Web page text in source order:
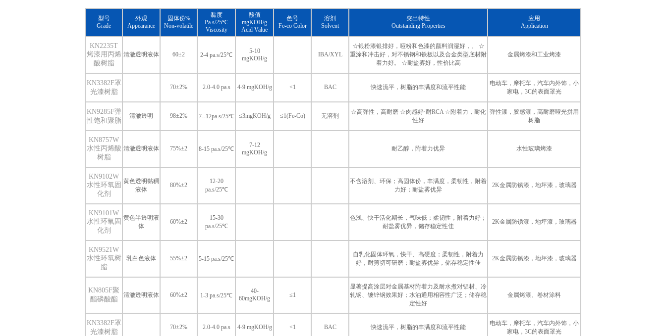
型号
Grade
外观
Appearance
固体份%
Non-volatile
黏度
Pa.s/25℃
Viscosity
酸值
mgKOH/g
Acid Value
色号
Fe-co Color
溶剂
Solvent
突出特性
Outstanding Properties
应用
Application
KN2235T
烤漆用丙烯
酸树脂
清澈透明液体 60±2 2-4 pa.s/25℃
5-10
mgKOH/g
IBA/XYL
☆银粉漆银排好，哑粉和色漆的颜料润湿好，。 ☆
重涂和冲击好，对不锈钢和铁板以及合金类型底材附
着力好。 ☆耐盐雾好，性价比高
金属烤漆和工业烤漆
KN3382F罩
光漆树脂
70±2% 2.0-4.0 pa.s 4-9 mgKOH/g <1 BAC 快速流平，树脂的丰满度和流平性能
电动车，摩托车，汽车内外饰，小
家电，3C的表面罩光
KN9285F弹
性饱和聚脂
清澈透明 98±2% 7--12pa.s/25℃ ≤3mgKOH/g ≤1(Fe-Co) 无溶剂
☆高弹性，高耐磨 ☆肉感好·耐RCA ☆附着力，耐化
性好
弹性漆，胶感漆，高耐磨哑光拼用
树脂
KN8757W
水性丙烯酸
树脂
清澈透明液体 75%±2 8-15 pa.s/25℃
7-12
mgKOH/g
耐乙醇，附着力优异 水性玻璃烤漆
KN9102W
水性环氧固
化剂
黄色透明黏稠
液体
80%±2
12-20
pa.s/25℃
不含溶剂、环保；高固体份，丰满度，柔韧性，附着
力好；耐盐雾优异
2K金属防锈漆，地坪漆，玻璃器
KN9101W
水性环氧固
化剂
黄色半透明液
体
60%±2
15-30
pa.s/25℃
色浅、快干活化期长，气味低；柔韧性，附着力好；
耐盐雾优异，储存稳定性佳
2K金属防锈漆，地坪漆，玻璃器
KN9521W
水性环氧树
脂
乳白色液体 55%±2 5-15 pa.s/25℃
自乳化固体环氧，快干、高硬度；柔韧性，附着力
好，耐剪切可研磨；耐盐雾优异，储存稳定性佳
2K金属防锈漆，地坪漆，玻璃器
KN805F聚
酯磷酸酯
清澈透明液体 60%±2 1-3 pa.s/25℃
40-
60mgKOH/g
≤1
显著提高涂层对金属基材附着力及耐水煮对铝材、冷
轧钢、镀锌钢效果好；水油通用相容性广泛；储存稳
定性好
金属烤漆、卷材涂料
KN3382F罩
光漆树脂
70±2% 2.0-4.0 pa.s 4-9 mgKOH/g <1 BAC 快速流平，树脂的丰满度和流平性能
电动车，摩托车，汽车内外饰，小
家电，3C的表面罩光